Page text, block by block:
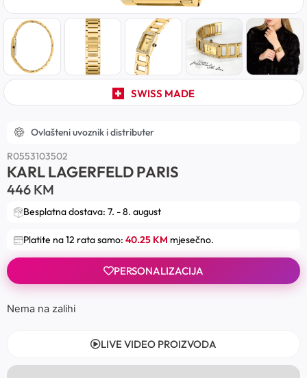
SWISS MADE
Ovlašteni uvoznik i distributer
R0553103502
KARL LAGERFELD PARIS
446 KM
Besplatna dostava: 7. - 8. august
Platite na 12 rata samo: 40.25 KM mjesečno.
PERSONALIZACIJA
Nema na zalihi
LIVE VIDEO PROIZVODA